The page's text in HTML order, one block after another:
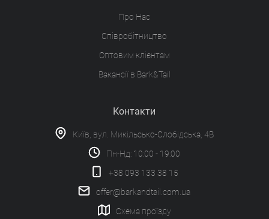
Про Нас
Співробітництво
Оптовим клієнтам
Вакансії в Bark&Tail
Контакти
Київ, вул. Микільсько-Слобідська, 4В
Пн-Нд: 10:00 - 19:00
+38 093 133 38 15
offer@barkandtail.com.ua
Схема проїзду